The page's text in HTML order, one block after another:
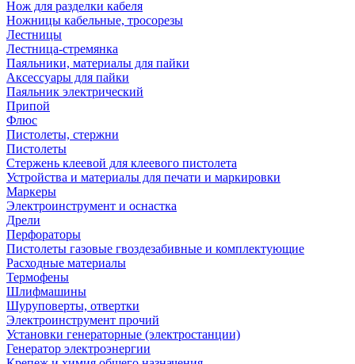
Нож для разделки кабеля
Ножницы кабельные, тросорезы
Лестницы
Лестница-стремянка
Паяльники, материалы для пайки
Аксессуары для пайки
Паяльник электрический
Припой
Флюс
Пистолеты, стержни
Пистолеты
Стержень клеевой для клеевого пистолета
Устройства и материалы для печати и маркировки
Маркеры
Электроинструмент и оснастка
Дрели
Перфораторы
Пистолеты газовые гвоздезабивные и комплектующие
Расходные материалы
Термофены
Шлифмашины
Шуруповерты, отвертки
Электроинструмент прочий
Установки генераторные (электростанции)
Генератор электроэнергии